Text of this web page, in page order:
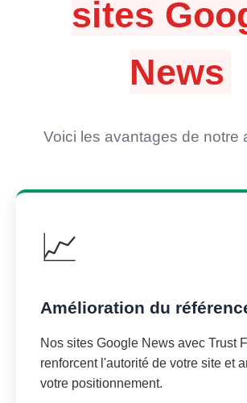
sites
News
Voici les avantages de notre
📈
Amélioration du
Nos sites Google News avec Trust
renforcent l'autorité de votre site et
votre positionnement.